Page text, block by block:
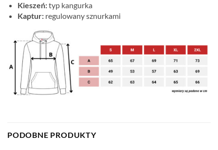
Kieszeń:typ kangurka
Kaptur:regulowany sznurkami
PODOBNE PRODUKTY